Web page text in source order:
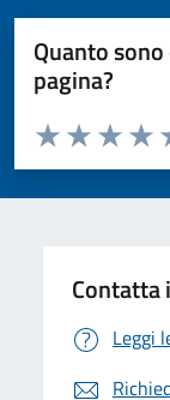
Quanto
pagina?
Valuta da 1 a 5
Valuta 3
Valuta 2
Valuta 1 stelle
Contatta
Leggi